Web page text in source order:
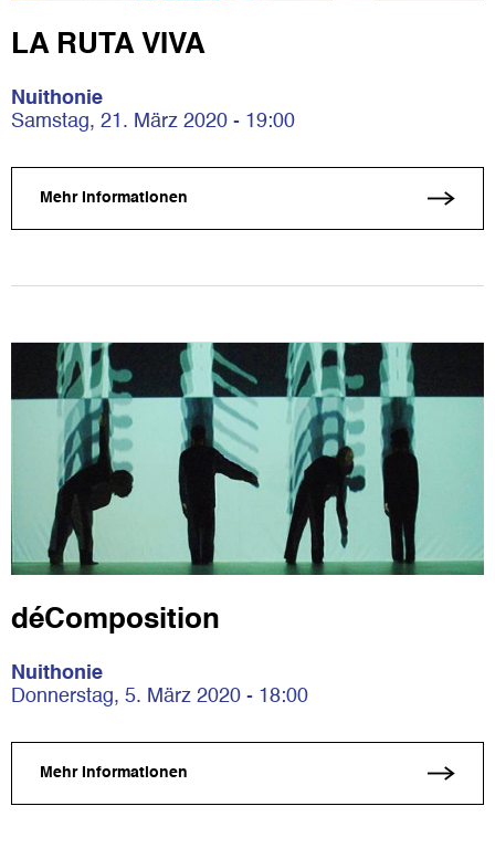
LA RUTA VIVA
Nuithonie
Samstag, 21. März 2020 - 19:00
Mehr Informationen
déComposition
Nuithonie
Donnerstag, 5. März 2020 - 18:00
Mehr Informationen